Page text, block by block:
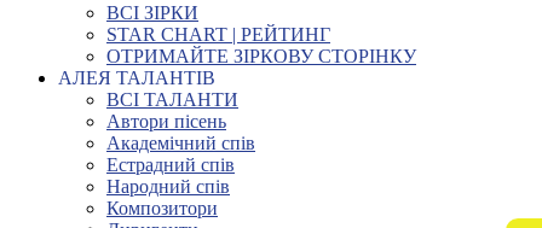
ВСІ ЗІРКИ
STAR CHART | РЕЙТИНГ
ОТРИМАЙТЕ ЗІРКОВУ СТОРІНКУ
АЛЕЯ ТАЛАНТІВ
ВСІ ТАЛАНТИ
Автори пісень
Академічний спів
Естрадний спів
Народний спів
Композитори